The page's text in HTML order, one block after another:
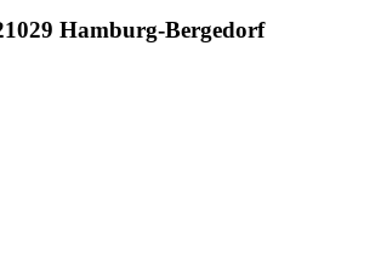
Hamburg-Bergedorf